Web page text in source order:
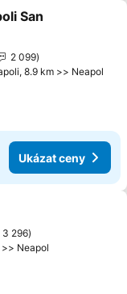
oblíbených
San
2 099
8.9 km >> Neapol
Ukázat ceny
oblíbených
3 296
>> Neapol